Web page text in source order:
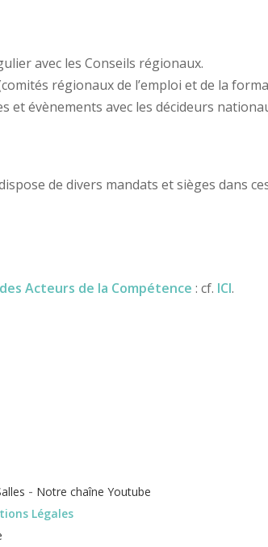
avec les Conseils régionaux.
régionaux de l’emploi et de la
évènements avec les décideurs
de divers mandats et sièges dans
Acteurs de la Compétence : cf. ICI.
- Notre chaîne Youtube
Légales